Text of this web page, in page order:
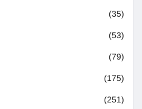
(35)
(53)
(79)
(175)
(251)